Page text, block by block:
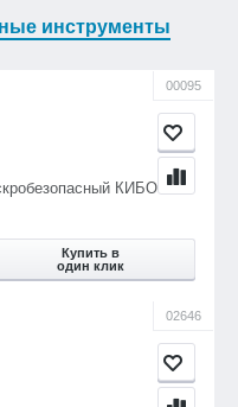
инструменты
00095
КИБО-18
Купить в
один клик
02646